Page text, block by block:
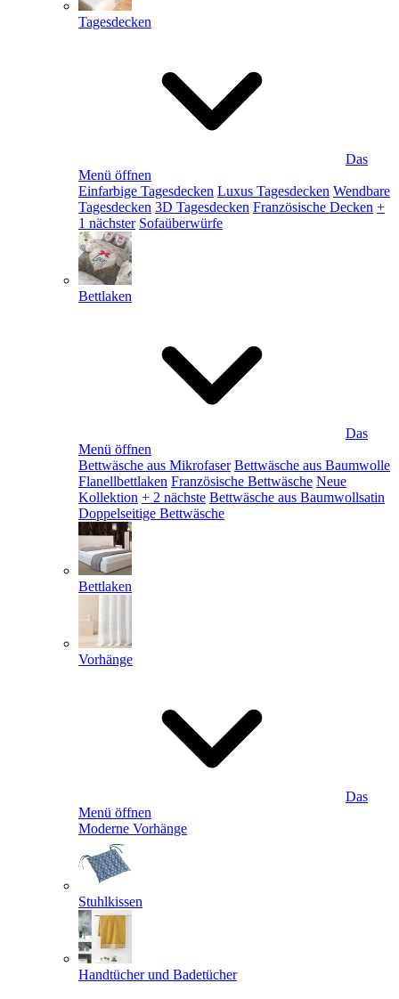
Tagesdecken
Das
Menü öffnen
Einfarbige Tagesdecken Luxus Tagesdecken Wendbare
Tagesdecken 3D Tagesdecken Französische Decken +
1 nächster Sofaüberwürfe
Bettlaken
Das
Menü öffnen
Bettwäsche aus Mikrofaser Bettwäsche aus Baumwolle
Flanellbettlaken Französische Bettwäsche Neue
Kollektion + 2 nächste Bettwäsche aus Baumwollsatin
Doppelseitige Bettwäsche
Bettlaken
Vorhänge
Das
Menü öffnen
Moderne Vorhänge
Stuhlkissen
Handtücher und Badetücher